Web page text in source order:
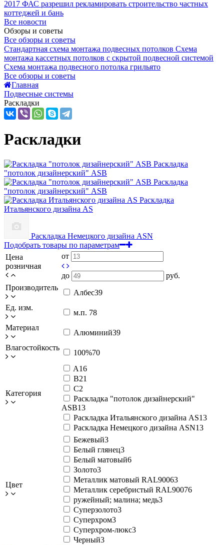
2017 ФАС разрешил рекламировать строительство частных
коттеджей и бань
Все новости
Обзоры и советы
Все обзоры и советы
Стандартная схема монтажа подвесных потолков Схема
монтажа кассетных потолков с скрытой подвесной системой
Схема монтажа подвесного потолка грильято
Все обзоры и советы
Главная
Подвесные системы
Раскладки
Раскладки
Раскладка
"потолок дизайнерский" ASB
Раскладка
"потолок дизайнерский" ASB
Раскладка
Итальянского дизайна AS
Раскладка Немецкого дизайна АSN
Подобрать товары по параметрам
Цена
розничная
от
до
руб.
Производитель
Албес39
Ед. изм.
м.п. 78
Материал
Алюминий39
Влагостойкость
100%70
Категория
A16
B21
C2
Раскладка "потолок дизайнерский"
ASB13
Раскладка Итальянского дизайна AS13
Раскладка Немецкого дизайна АSN13
Цвет
Бежевый3
Белый глянец3
Белый матовый6
Золото3
Металлик матовый RAL90063
Металлик серебристый RAL90076
ружейный; малина; медь3
Суперзолото3
Суперхром3
Суперхром-люкс3
Черный3